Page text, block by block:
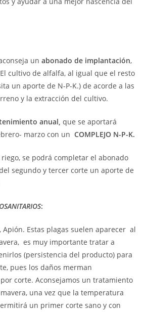
un abonado de implantación,
cultivo de alfalfa, al igual que el resto
un aporte de N-P-K.) de acorde a las
y la extracción del cultivo.
anual, que se aportará
marzo con un COMPLEJO N-P-K.
se podrá completar el abonado
segundo y tercer corte un aporte de
:
Apión. Estas plagas suelen aparecer al
es muy importante tratar a
(persistencia del producto) para
pues los daños merman
corte. Aconsejamos un tratamiento
una vez que la temperatura
un primer corte sano y con